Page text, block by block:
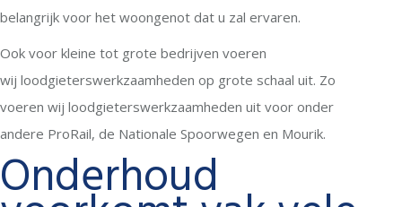
belangrijk voor het woongenot dat u zal ervaren.
Ook voor kleine tot grote bedrijven voeren
wij loodgieterswerkzaamheden op grote schaal uit. Zo
voeren wij loodgieterswerkzaamheden uit voor onder
andere ProRail, de Nationale Spoorwegen en Mourik.
Onderhoud